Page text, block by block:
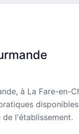
à La Fare-en-
l'établissement.